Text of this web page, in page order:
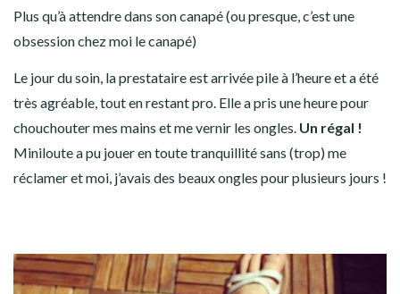
Plus qu’à attendre dans son canapé (ou presque, c’est une
obsession chez moi le canapé)
Le jour du soin, la prestataire est arrivée pile à l’heure et a été
très agréable, tout en restant pro. Elle a pris une heure pour
chouchouter mes mains et me vernir les ongles. Un régal !
Miniloute a pu jouer en toute tranquillité sans (trop) me
réclamer et moi, j’avais des beaux ongles pour plusieurs jours !